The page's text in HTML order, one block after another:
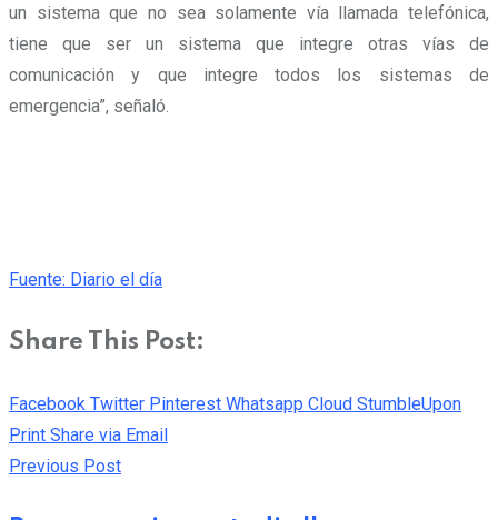
un sistema que no sea solamente vía llamada telefónica,
tiene que ser un sistema que integre otras vías de
comunicación y que integre todos los sistemas de
emergencia”, señaló.
Fuente: Diario el día
Share This Post:
Facebook Twitter Pinterest Whatsapp Cloud StumbleUpon
Print Share via Email
Previous Post